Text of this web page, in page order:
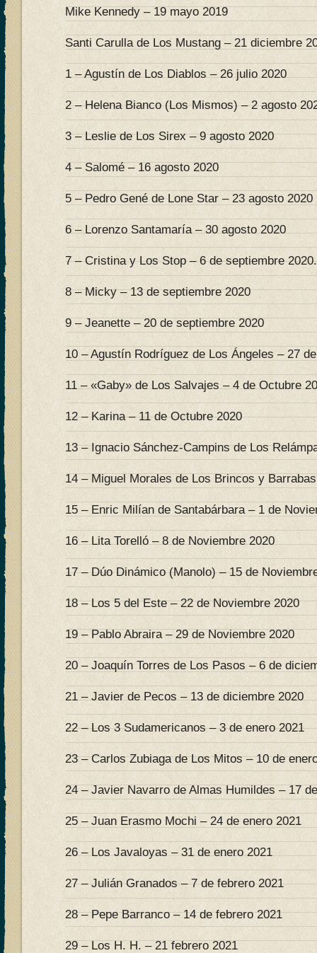
Mike Kennedy – 19 mayo 2019
Santi Carulla de Los Mustang – 21 diciembre
1 – Agustín de Los Diablos – 26 julio 2020
2 – Helena Bianco (Los Mismos) – 2 agosto
3 – Leslie de Los Sirex – 9 agosto 2020
4 – Salomé – 16 agosto 2020
5 – Pedro Gené de Lone Star – 23 agosto 2020
6 – Lorenzo Santamaría – 30 agosto 2020
7 – Cristina y Los Stop – 6 de septiembre 2020.
8 – Micky – 13 de septiembre 2020
9 – Jeanette – 20 de septiembre 2020
10 – Agustín Rodríguez de Los Ángeles – 27
11 – «Gaby» de Los Salvajes – 4 de Octubre
12 – Karina – 11 de Octubre 2020
13 – Ignacio Sánchez-Campins de Los
14 – Miguel Morales de Los Brincos y
15 – Enric Milían de Santabárbara – 1 de
16 – Lita Torelló – 8 de Noviembre 2020
17 – Dúo Dinámico (Manolo) – 15 de
18 – Los 5 del Este – 22 de Noviembre 2020
19 – Pablo Abraira – 29 de Noviembre 2020
20 – Joaquín Torres de Los Pasos – 6 de
21 – Javier de Pecos – 13 de diciembre 2020
22 – Los 3 Sudamericanos – 3 de enero 2021
23 – Carlos Zubiaga de Los Mitos – 10 de
24 – Javier Navarro de Almas Humildes – 17
25 – Juan Erasmo Mochi – 24 de enero 2021
26 – Los Javaloyas – 31 de enero 2021
27 – Julián Granados – 7 de febrero 2021
28 – Pepe Barranco – 14 de febrero 2021
29 – Los H. H. – 21 febrero 2021